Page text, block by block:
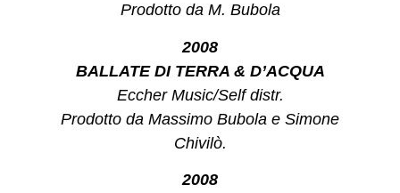
Prodotto da M. Bubola
2008
BALLATE DI TERRA & D’ACQUA
Eccher Music/Self distr.
Prodotto da Massimo Bubola e Simone
Chivilò.
2008